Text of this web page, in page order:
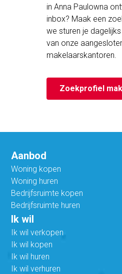
in Anna Paulowna
inbox? Maak een
we sturen je
van onze
makelaarskantoren.
Zoekprofiel
Aanbod
Woning kopen
Woning huren
Bedrijfsruimte kopen
Bedrijfsruimte huren
Ik wil
Ik wil verkopen
Ik wil kopen
Ik wil huren
Ik wil verhuren